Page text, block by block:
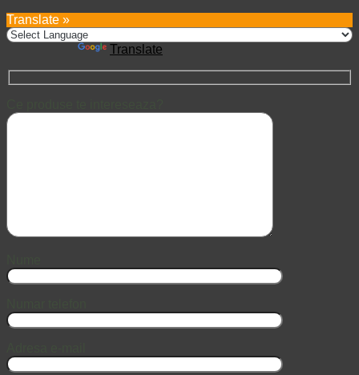
Translate »
Translate